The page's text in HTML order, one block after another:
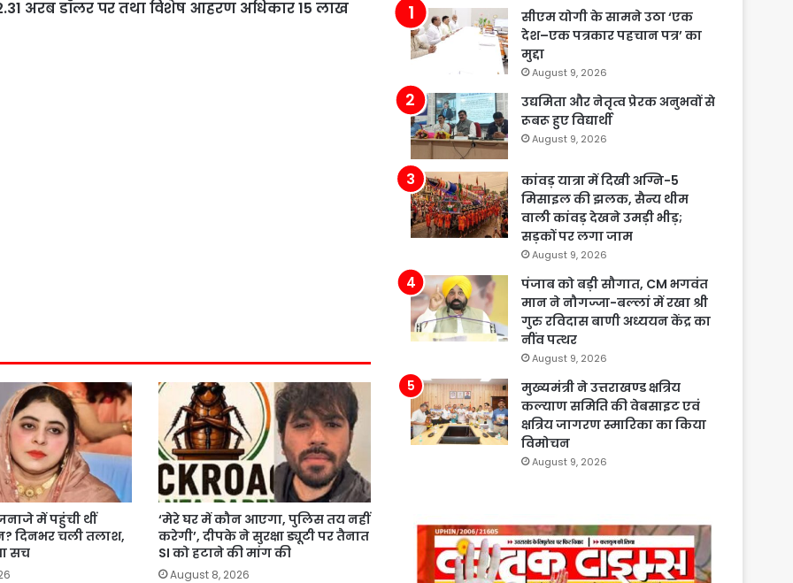
अरब डॉलर पर तथा विशेष आहरण अधिकार 15 लाख
में पहुंची थीं
दिनभर चली तलाश,
सच
‘मेरे घर में कौन आएगा, पुलिस तय नहीं
करेगी’, दीपके ने सुरक्षा ड्यूटी पर तैनात
SI को हटाने की मांग की
August 8, 2026
सीएम योगी के सामने उठा ‘एक
देश–एक पत्रकार पहचान पत्र’ का
मुद्दा
August 9, 2026
उद्यमिता और नेतृत्व प्रेरक अनुभवों से
रूबरू हुए विद्यार्थी
August 9, 2026
कांवड़ यात्रा में दिखी अग्नि-5
मिसाइल की झलक, सैन्य थीम
वाली कांवड़ देखने उमड़ी भीड़;
सड़कों पर लगा जाम
August 9, 2026
पंजाब को बड़ी सौगात, CM भगवंत
मान ने नौगज्जा-बल्लां में रखा श्री
गुरु रविदास बाणी अध्ययन केंद्र का
नींव पत्थर
August 9, 2026
मुख्यमंत्री ने उत्तराखण्ड क्षत्रिय
कल्याण समिति की वेबसाइट एवं
क्षत्रिय जागरण स्मारिका का किया
विमोचन
August 9, 2026